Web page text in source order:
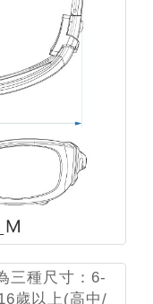
三種尺寸：6-
歲以上(高中/